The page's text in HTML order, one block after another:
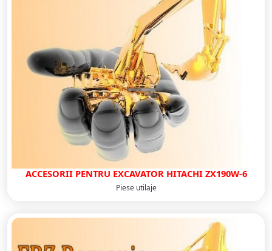
ACCESORII PENTRU EXCAVATOR HITACHI ZX190W-6
Piese utilaje